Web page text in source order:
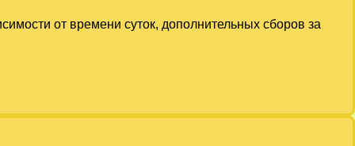
от времени суток, дополнительных сборов за